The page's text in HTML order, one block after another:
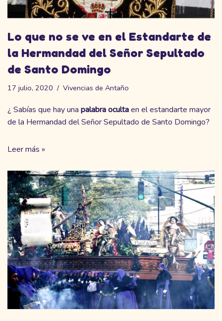
Lo que no se ve en el Estandarte de
la Hermandad del Señor Sepultado
de Santo Domingo
17 julio, 2020 Vivencias de Antaño
¿ Sabías que hay una palabra ocultaen el estandarte mayor
de la Hermandad del Señor Sepultado de Santo Domingo?
Leer más »